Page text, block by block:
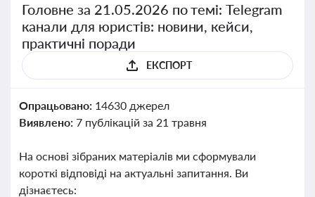
Головне за 21.05.2026 по темі: Telegram
канали для юристів: новини, кейси,
практичні поради
ЕКСПОРТ
Опрацьовано: 14630 джерел
Виявлено: 7 публікацій за 21 травня
На основі зібраних матеріалів ми сформували
короткі відповіді на актуальні запитання. Ви
дізнаєтесь: